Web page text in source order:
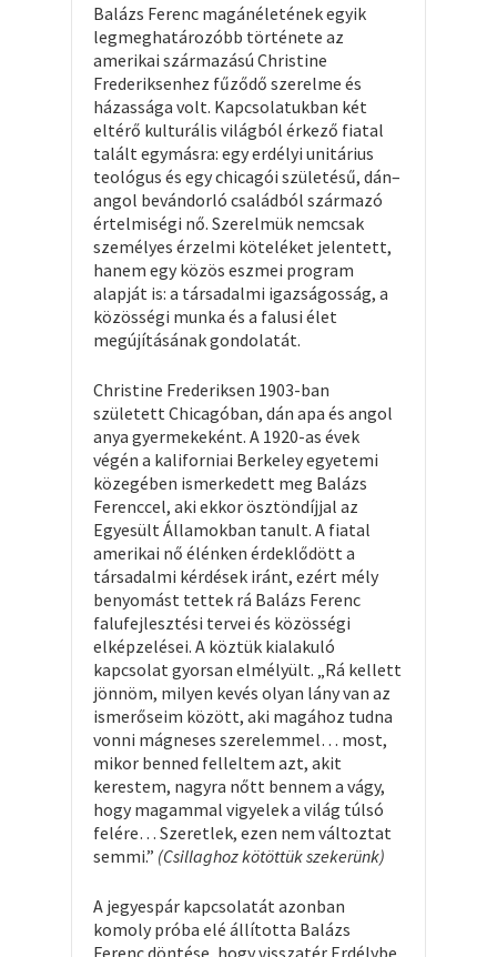
Balázs Ferenc magánéletének egyik
legmeghatározóbb története az
amerikai származású Christine
Frederiksenhez fűződő szerelme és
házassága volt. Kapcsolatukban két
eltérő kulturális világból érkező fiatal
talált egymásra: egy erdélyi unitárius
teológus és egy chicagói születésű, dán–
angol bevándorló családból származó
értelmiségi nő. Szerelmük nemcsak
személyes érzelmi köteléket jelentett,
hanem egy közös eszmei program
alapját is: a társadalmi igazságosság, a
közösségi munka és a falusi élet
megújításának gondolatát.
Christine Frederiksen 1903-ban
született Chicagóban, dán apa és angol
anya gyermekeként. A 1920-as évek
végén a kaliforniai Berkeley egyetemi
közegében ismerkedett meg Balázs
Ferenccel, aki ekkor ösztöndíjjal az
Egyesült Államokban tanult. A fiatal
amerikai nő élénken érdeklődött a
társadalmi kérdések iránt, ezért mély
benyomást tettek rá Balázs Ferenc
falufejlesztési tervei és közösségi
elképzelései. A köztük kialakuló
kapcsolat gyorsan elmélyült. „Rá kellett
jönnöm, milyen kevés olyan lány van az
ismerőseim között, aki magához tudna
vonni mágneses szerelemmel… most,
mikor benned felleltem azt, akit
kerestem, nagyra nőtt bennem a vágy,
hogy magammal vigyelek a világ túlsó
felére… Szeretlek, ezen nem változtat
semmi.” (Csillaghoz kötöttük szekerünk)
A jegyespár kapcsolatát azonban
komoly próba elé állította Balázs
Ferenc döntése, hogy visszatér Erdélybe.